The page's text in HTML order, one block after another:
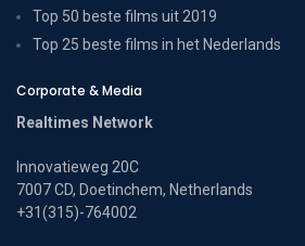
Top 50 beste films uit 2019
Top 25 beste films in het Nederlands
Corporate & Media
Realtimes Network
Innovatieweg 20C
7007 CD, Doetinchem, Netherlands
+31(315)-764002